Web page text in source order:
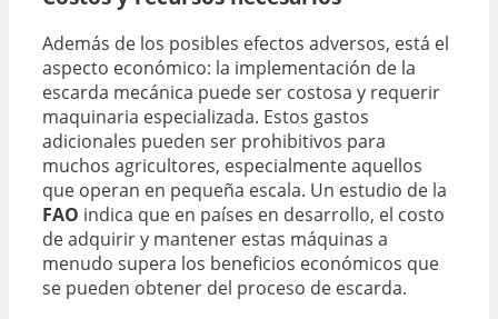
Además de los posibles efectos adversos, está el
aspecto económico: la implementación de la
escarda mecánica puede ser costosa y requerir
maquinaria especializada. Estos gastos
adicionales pueden ser prohibitivos para
muchos agricultores, especialmente aquellos
que operan en pequeña escala. Un estudio de la
FAO indica que en países en desarrollo, el costo
de adquirir y mantener estas máquinas a
menudo supera los beneficios económicos que
se pueden obtener del proceso de escarda.